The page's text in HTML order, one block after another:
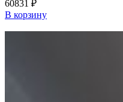
60831 ₽
В корзину